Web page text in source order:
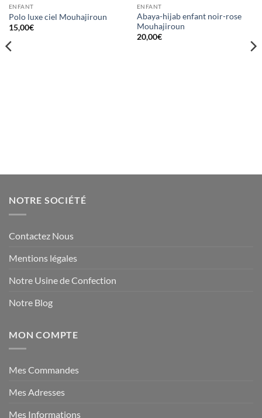
ENFANT
Polo luxe ciel Mouhajiroun
15,00€
ENFANT
Abaya-hijab enfant noir-rose
Mouhajiroun
20,00€
NOTRE SOCIÉTÉ
Contactez Nous
Mentions légales
Notre Usine de Confection
Notre Blog
MON COMPTE
Mes Commandes
Mes Adresses
Mes Informations